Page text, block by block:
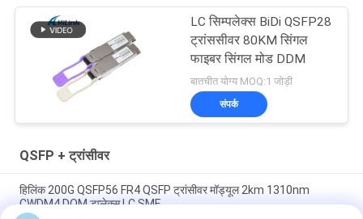
LC सिम्पलेक्स BiDi QSFP28
ट्रांससीवर 80KM सिंगल
फाइबर सिंगल मोड DDM
बातचीत योग्य MOQ:1 जोड़ी
संपर्क
QSFP + ट्रांसीवर
हिलिंक 200G QSFP56 FR4 QSFP ट्रांसीवर मॉड्यूल 2km 1310nm
CWDM4 DOM डुप्लेक्स LC SMF